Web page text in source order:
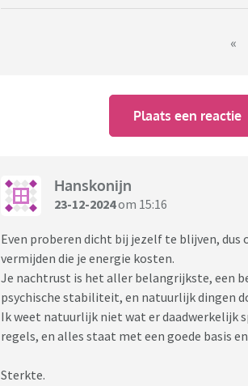
zweef, als een geest in mijn eigen leven.
Is dit herkenbaar? En wat doen jullie als
zorgen jullie voor wat meer kleur?
«
Plaats een reactie
Hanskonijn
23-12-2024om 15:16
Even proberen dicht bij jezelf te blijven, dus
vermijden die je energie kosten.
Je nachtrust is het aller belangrijkste, een
psychische stabiliteit, en natuurlijk dingen
Ik weet natuurlijk niet wat er daadwerkelijk
regels, en alles staat met een goede basis
Sterkte.